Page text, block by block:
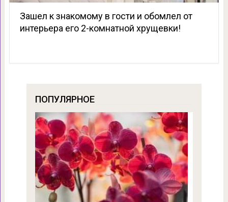
Зашел к знакомому в гости и обомлел от
интерьера его 2-комнатной хрущевки!
ПОПУЛЯРНОЕ